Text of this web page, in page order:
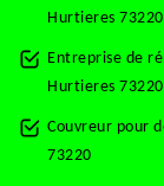
Hurtieres 73220
Entreprise de
Hurtieres 73220
Couvreur pour
73220